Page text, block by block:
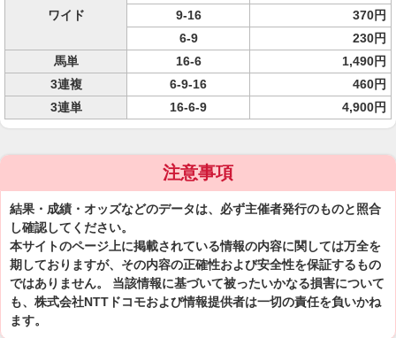
ワイド
9-16
370円
6-9
230円
馬単
16-6
1,490円
3連複
6-9-16
460円
3連単
16-6-9 4,900円
注意事項
結果・成績・オッズなどのデータは、必ず主催者発行のものと照合
し確認してください。
本サイトのページ上に掲載されている情報の内容に関しては万全を
期しておりますが、その内容の正確性および安全性を保証するもの
ではありません。 当該情報に基づいて被ったいかなる損害について
も、株式会社NTTドコモおよび情報提供者は一切の責任を負いかね
ます。